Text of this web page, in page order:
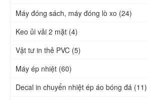
Máy đóng sách, máy đóng lò xo (24)
Keo ủi vải 2 mặt (4)
Vật tư in thẻ PVC (5)
Máy ép nhiệt (60)
Decal in chuyển nhiệt ép áo bóng đá (11)